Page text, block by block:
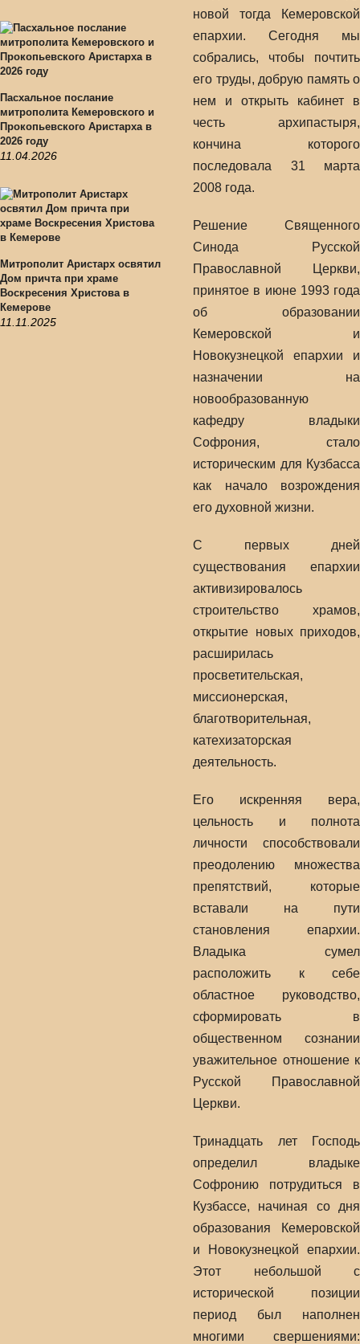
Пасхальное послание
митрополита Кемеровского и
Прокопьевского Аристарха в
2026 году
11.04.2026
Митрополит Аристарх освятил
Дом причта при храме
Воскресения Христова в
Кемерове
11.11.2025
новой тогда Кемеровской
епархии. Сегодня мы
собрались, чтобы почтить
его труды, добрую память о
нем и открыть кабинет в
честь архипастыря,
кончина которого
последовала 31 марта
2008 года.
Решение Священного
Синода Русской
Православной Церкви,
принятое в июне 1993 года
об образовании
Кемеровской и
Новокузнецкой епархии и
назначении на
новообразованную
кафедру владыки
Софрония, стало
историческим для Кузбасса
как начало возрождения
его духовной жизни.
С первых дней
существования епархии
активизировалось
строительство храмов,
открытие новых приходов,
расширилась
просветительская,
миссионерская,
благотворительная,
катехизаторская
деятельность.
Его искренняя вера,
цельность и полнота
личности способствовали
преодолению множества
препятствий, которые
вставали на пути
становления епархии.
Владыка сумел
расположить к себе
областное руководство,
сформировать в
общественном сознании
уважительное отношение к
Русской Православной
Церкви.
Тринадцать лет Господь
определил владыке
Софронию потрудиться в
Кузбассе, начиная со дня
образования Кемеровской
и Новокузнецкой епархии.
Этот небольшой с
исторической позиции
период был наполнен
многими свершениями: